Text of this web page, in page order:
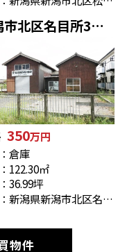
新潟市北区名目所3丁目 売り倉庫
350万円
倉庫
122.30㎡
36.99坪
住所：新潟県新潟市北区名目所３丁目1439-2
物件